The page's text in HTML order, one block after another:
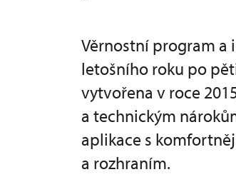
Věrnostní program a
letošního roku po
vytvořena v roce
a technickým
aplikace s
a rozhraním.